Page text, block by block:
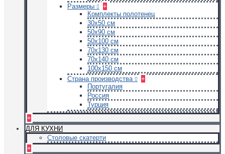
Размеры
+
Комплекты полотенец
30х50 см
50х90 см
50х100 см
70х130 см
70х140 см
100х150 см
Страна производства
+
Португалия
Россия
Турция
+
ДЛЯ КУХНИ
Столовые скатерти
+